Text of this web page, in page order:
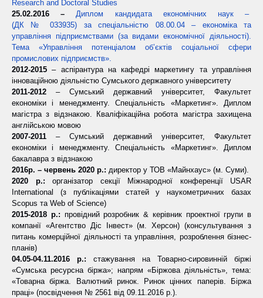
Research and Doctoral Studies
25.02.2016 –
Диплом кандидата економічних наук –
(ДК № 033935) за спеціальністю 08.00.04 – економіка та
управління підприємствами (за видами економічної діяльності).
Тема «Управління потенціалом об’єктів соціальної сфери
промислових підприємств».
2012-2015 – аспірантура на кафедрі маркетингу та управління
інноваційною діяльністю Сумського державного університету
2011-2012 – Сумський державний університет, Факультет
економіки і менеджменту. Спеціальність «Маркетинг». Диплом
магістра з відзнакою. Кваліфікаційна робота магістра захищена
англійською мовою
2007-2011 – Сумський державний університет, Факультет
економіки і менеджменту. Спеціальність «Маркетинг». Диплом
бакалавра з відзнакою
2016р. – червень 2020 р.: директор у ТОВ «Майнхаус» (м. Суми).
2020 р.: організатор секції Міжнародної конференції USAR
International (з публікаціями статей у наукометричних базах
Scopus та Web of Science)
2015-2018 р.: провідний розробник & керівник проектної групи в
компанії «Агентство Діс Інвест» (м. Херсон) (консультування з
питань комерційної діяльності та управління, розроблення бізнес-
планів)
04.05-04.11.2016 р.: стажування на Товарно-сировинній біржі
«Сумська ресурсна біржа»; напрям «Біржова діяльність», тема:
«Товарна біржа. Валютний ринок. Ринок цінних паперів. Біржа
праці» (посвідчення № 2561 від 09.11.2016 р.).